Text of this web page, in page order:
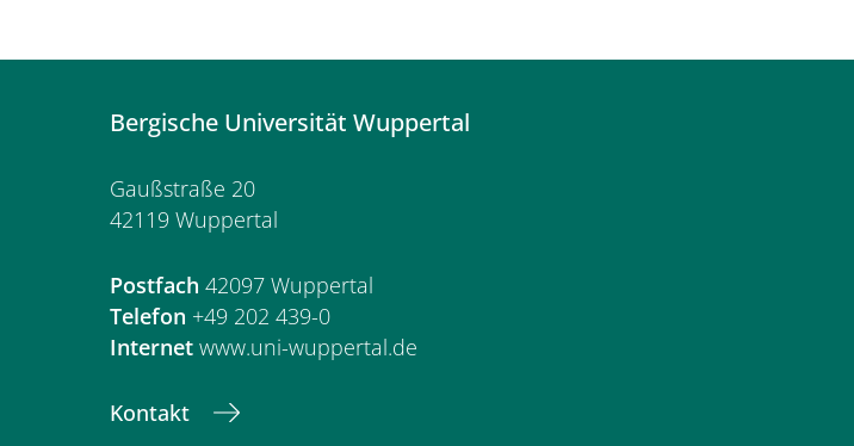
Bergische Universität Wuppertal
Gaußstraße 20
42119 Wuppertal
Postfach 42097 Wuppertal
Telefon +49 202 439-0
Internet www.uni-wuppertal.de
Kontakt